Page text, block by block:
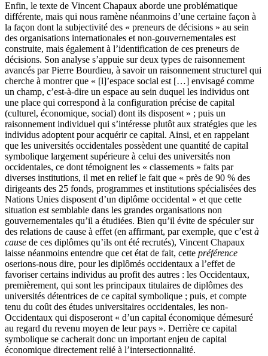
Enfin, le texte de Vincent Chapaux aborde une problématique
différente, mais qui nous ramène néanmoins d’une certaine façon à
la façon dont la subjectivité des « preneurs de décisions » au sein
des organisations internationales et non-gouvernementales est
construite, mais également à l’identification de ces preneurs de
décisions. Son analyse s’appuie sur deux types de raisonnement
avancés par Pierre Bourdieu, à savoir un raisonnement structurel qui
cherche à montrer que « [l]’espace social est […] envisagé comme
un champ, c’est-à-dire un espace au sein duquel les individus ont
une place qui correspond à la configuration précise de capital
(culturel, économique, social) dont ils disposent » ; puis un
raisonnement individuel qui s’intéresse plutôt aux stratégies que les
individus adoptent pour acquérir ce capital. Ainsi, et en rappelant
que les universités occidentales possèdent une quantité de capital
symbolique largement supérieure à celui des universités non
occidentales, ce dont témoignent les « classements » faits par
diverses institutions, il met en relief le fait que « près de 90 % des
dirigeants des 25 fonds, programmes et institutions spécialisées des
Nations Unies disposent d’un diplôme occidental » et que cette
situation est semblable dans les grandes organisations non
gouvernementales qu’il a étudiées. Bien qu’il évite de spéculer sur
des relations de cause à effet (en affirmant, par exemple, que c’est à
cause de ces diplômes qu’ils ont été recrutés), Vincent Chapaux
laisse néanmoins entendre que cet état de fait, cette préférence
oserions-nous dire, pour les diplômés occidentaux a l’effet de
favoriser certains individus au profit des autres : les Occidentaux,
premièrement, qui sont les principaux titulaires de diplômes des
universités détentrices de ce capital symbolique ; puis, et compte
tenu du coût des études universitaires occidentales, les non-
Occidentaux qui disposeront « d’un capital économique démesuré
au regard du revenu moyen de leur pays ». Derrière ce capital
symbolique se cacherait donc un important enjeu de capital
économique directement relié à l’intersectionnalité.